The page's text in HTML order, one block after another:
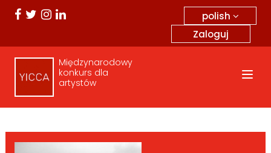
polish
Zaloguj
Międzynarodowy
konkurs dla
artystów